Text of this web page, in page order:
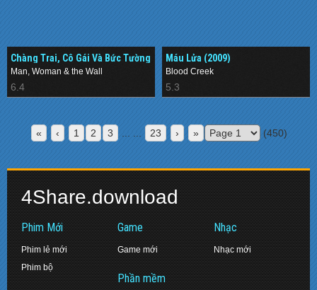
Chàng Trai, Cô Gái Và Bức Tường
(2006)
Man, Woman & the Wall
6.4
Máu Lửa (2009)
Blood Creek
5.3
« ‹ 1 2 3 23 › » (450)
4Share.download
Phim Mới
Phim lẻ mới
Phim bộ
Game
Game mới
Phần mềm
Nhạc
Nhạc mới